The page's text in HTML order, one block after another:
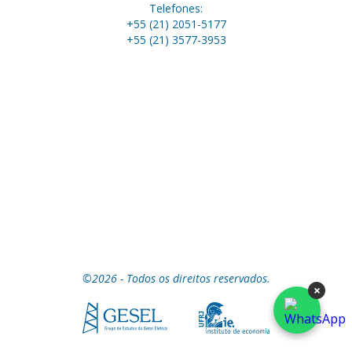
Telefones:
+55 (21) 2051-5177
+55 (21) 3577-3953
©2026 - Todos os direitos reservados.
×